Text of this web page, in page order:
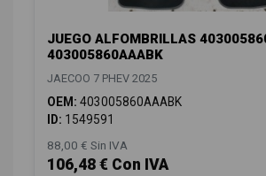
JUEGO ALFOMBRILLAS
403005860AAABK
JAECOO 7 PHEV 2025
OEM: 403005860AAABK
ID: 1549591
88,00 € Sin IVA
106,48 € Con IVA